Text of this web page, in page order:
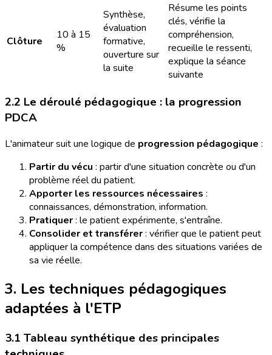
Clôture
10 à 15
%
Synthèse,
évaluation
formative,
ouverture sur
la suite
Résume les points
clés, vérifie la
compréhension,
recueille le ressenti,
explique la séance
suivante
2.2 Le déroulé pédagogique : la progression
PDCA
L'animateur suit une logique de progression pédagogique :
Partir du vécu : partir d'une situation concrète ou d'un
problème réel du patient.
Apporter les ressources nécessaires :
connaissances, démonstration, information.
Pratiquer: le patient expérimente, s'entraîne.
Consolider et transférer: vérifier que le patient peut
appliquer la compétence dans des situations variées de
sa vie réelle.
3. Les techniques pédagogiques
adaptées à l'ETP
3.1 Tableau synthétique des principales